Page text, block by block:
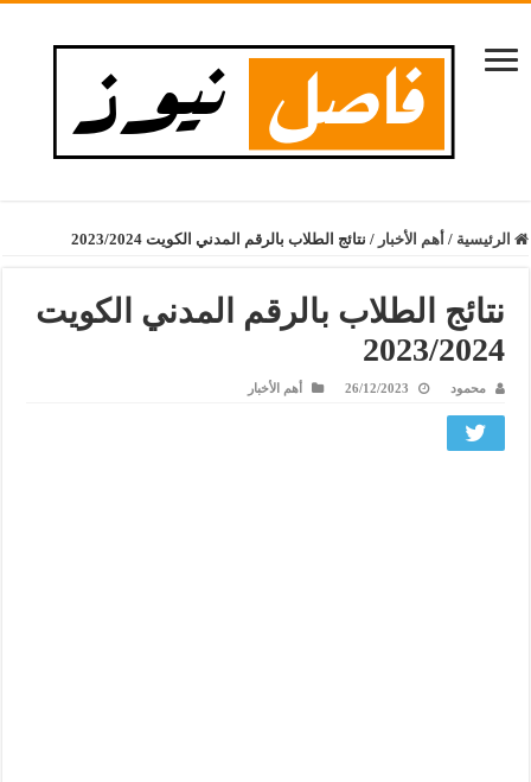
الرئيسية / أهم الأخبار / نتائج الطلاب بالرقم المدني الكويت 2023/2024
نتائج الطلاب بالرقم المدني الكويت
2023/2024
محمود 26/12/2023 أهم الأخبار